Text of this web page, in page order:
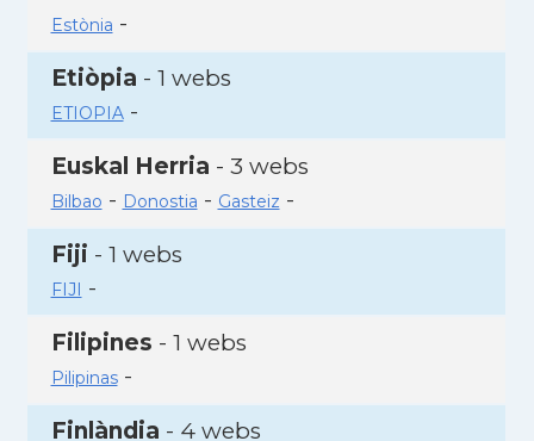
Estònia -
Etiòpia - 1 webs
ETIOPIA-
Euskal Herria - 3 webs
Bilbao - Donostia - Gasteiz -
Fiji - 1 webs
FIJI -
Filipines - 1 webs
Pilipinas-
Finlàndia - 4 webs